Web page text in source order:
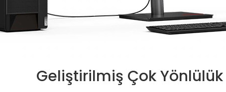
Geliştirilmiş Çok Yönlülük